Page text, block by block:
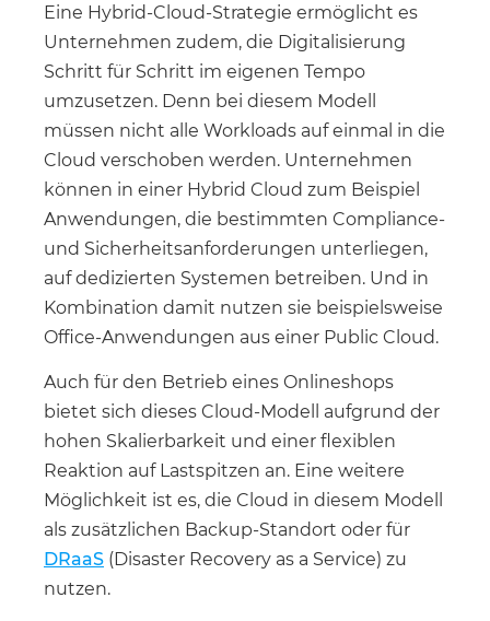
Eine Hybrid-Cloud-Strategie ermöglicht es
Unternehmen zudem, die Digitalisierung
Schritt für Schritt im eigenen Tempo
umzusetzen. Denn bei diesem Modell
müssen nicht alle Workloads auf einmal in die
Cloud verschoben werden. Unternehmen
können in einer Hybrid Cloud zum Beispiel
Anwendungen, die bestimmten Compliance-
und Sicherheitsanforderungen unterliegen,
auf dedizierten Systemen betreiben. Und in
Kombination damit nutzen sie beispielsweise
Office-Anwendungen aus einer Public Cloud.
Auch für den Betrieb eines Onlineshops
bietet sich dieses Cloud-Modell aufgrund der
hohen Skalierbarkeit und einer flexiblen
Reaktion auf Lastspitzen an. Eine weitere
Möglichkeit ist es, die Cloud in diesem Modell
als zusätzlichen Backup-Standort oder für
DRaaS (Disaster Recovery as a Service) zu
nutzen.